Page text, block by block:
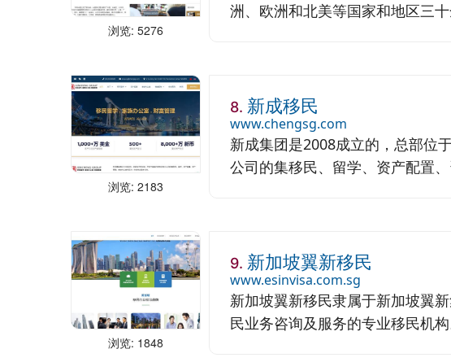
浏览: 5276
洲、欧洲和北美等国家和地区三
浏览: 2183
8. 新成移民
www.chengsg.com
新成集团是2008成立的，总部位
公司的集移民、留学、资产配置
浏览: 1848
9. 新加坡翼新移民
www.esinvisa.com.sg
新加坡翼新移民隶属于新加坡翼
民业务咨询及服务的专业移民机